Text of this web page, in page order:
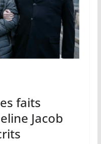
faits
Jacob